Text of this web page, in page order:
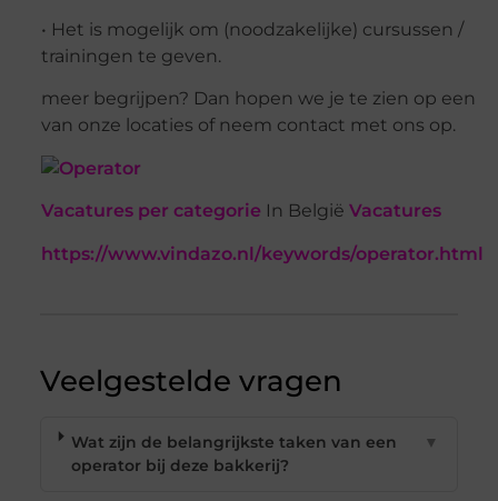
• Het is mogelijk om (noodzakelijke) cursussen /
trainingen te geven.
meer begrijpen? Dan hopen we je te zien op een
van onze locaties of neem contact met ons op.
Vacatures per categorie In België Vacatures
https://www.vindazo.nl/keywords/operator.html
Veelgestelde vragen
Wat zijn de belangrijkste taken van een
operator bij deze bakkerij?
▼